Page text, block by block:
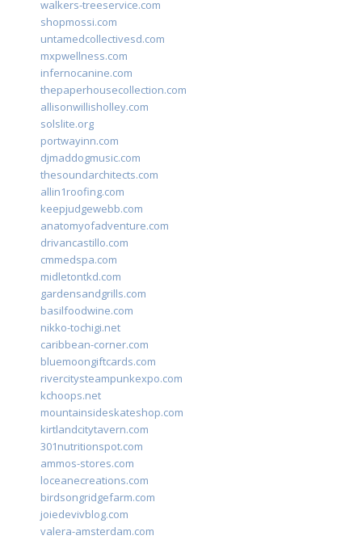
walkers-treeservice.com
shopmossi.com
untamedcollectivesd.com
mxpwellness.com
infernocanine.com
thepaperhousecollection.com
allisonwillisholley.com
solslite.org
portwayinn.com
djmaddogmusic.com
thesoundarchitects.com
allin1roofing.com
keepjudgewebb.com
anatomyofadventure.com
drivancastillo.com
cmmedspa.com
midletontkd.com
gardensandgrills.com
basilfoodwine.com
nikko-tochigi.net
caribbean-corner.com
bluemoongiftcards.com
rivercitysteampunkexpo.com
kchoops.net
mountainsideskateshop.com
kirtlandcitytavern.com
301nutritionspot.com
ammos-stores.com
loceanecreations.com
birdsongridgefarm.com
joiedevivblog.com
valera-amsterdam.com